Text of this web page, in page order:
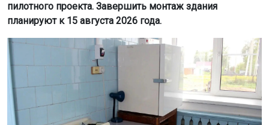
пилотного проекта. Завершить монтаж здания
планируют к 15 августа 2026 года.